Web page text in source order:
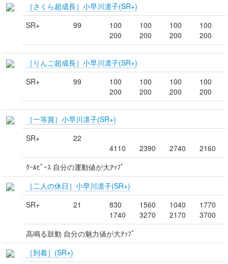
［さくら超成長］小早川凛子(SR+)
SR+
99
100
200
100
200
100
200
100
200
［りんご超成長］小早川凛子(SR+)
SR+
99
100
200
100
200
100
200
100
200
［一等賞］小早川凛子(SR+)
SR+
22
4110
2390 2740
2160
ｸｰﾙﾋﾟｰｽ 自分の運動値が大ｱｯﾌﾟ
［二人の休日］小早川凛子(SR+)
SR+
21
830
1740
1560
3270
1040
2170
1770
3700
高鳴る鼓動 自分の魅力値が大ｱｯﾌﾟ
［到着］(SR+)